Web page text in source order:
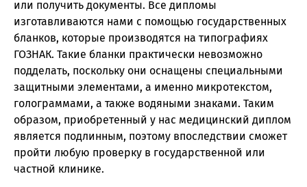
или получить документы. Все дипломы
изготавливаются нами с помощью государственных
бланков, которые производятся на типографиях
ГОЗНАК. Такие бланки практически невозможно
подделать, поскольку они оснащены специальными
защитными элементами, а именно микротекстом,
голограммами, а также водяными знаками. Таким
образом, приобретенный у нас медицинский диплом
является подлинным, поэтому впоследствии сможет
пройти любую проверку в государственной или
частной клинике.